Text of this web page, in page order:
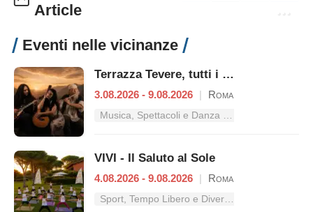
Article
Eventi nelle vicinanze
Terrazza Tevere, tutti i concerti dal 3 al 9 agosto
3.08.2026 - 9.08.2026 | Roma
VIVI - Il Saluto al Sole
4.08.2026 - 9.08.2026 | Roma